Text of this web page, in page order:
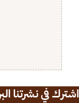
اشترك في نشرتنا